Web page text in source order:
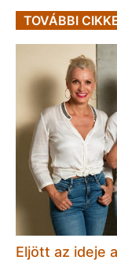
TOVÁBBI
Eljött az ideje